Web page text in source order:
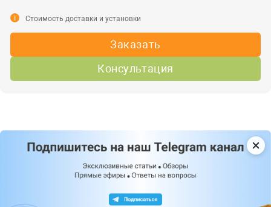
Заказать
Консультация
i Стоимость доставки и установки